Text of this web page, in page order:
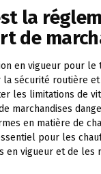
la
de
en vigueur pour le
la sécurité routière
les limitations de
marchandises
en matière de
pour les
en vigueur et de